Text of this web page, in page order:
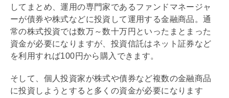
してまとめ、運用の専門家であるファンドマネージャ
ーが債券や株式などに投資して運用する金融商品。通
常の株式投資では数万～数十万円といったまとまった
資金が必要になりますが、投資信託はネット証券など
を利用すれば100円から購入できます。
そして、個人投資家が株式や債券など複数の金融商品
に投資しようとすると多くの資金が必要になります